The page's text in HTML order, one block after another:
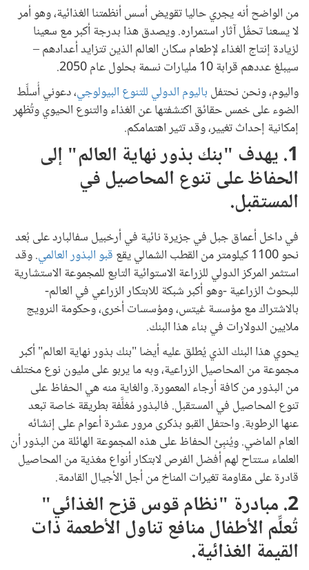
من الواضح أنه يجري حاليا تقويض أسس أنظمتنا الغذائية، وهو أمر
لا يسعنا تحمُّل آثار استمراره. ويصدق هذا بدرجة أكبر مع سعينا
لزيادة إنتاج الغذاء لإطعام سكان العالم الذين تتزايد أعدادهم –
سيبلغ عددهم قرابة 10 مليارات نسمة بحلول عام 2050.
واليوم، ونحن نحتفل باليوم الدولي للتنوع البيولوجي، دعوني أُسلِّط
الضوء على خمس حقائق اكتشفتها عن الغذاء والتنوع الحيوي وتُظهِر
إمكانية إحداث تغيير، وقد تثير اهتمامكم.
1. يهدف "بنك بذور نهاية العالم" إلى
الحفاظ على تنوع المحاصيل في
المستقبل.
في داخل أعماق جبل في جزيرة نائية في أرخبيل سفالبارد على بُعد
نحو 1100 كيلومتر من القطب الشمالي يقع
قبو البذور العالمي. وقد
استثمر المركز الدولي للزراعة الاستوائية التابع للمجموعة الاستشارية
للبحوث الزراعية -وهو أكبر شبكة للابتكار الزراعي في العالم-
بالاشتراك مع مؤسسة غيتس، ومؤسسات أخرى، وحكومة النرويج
ملايين الدولارات في بناء هذا البنك.
يحوي هذا البنك الذي يُطلق عليه أيضا "بنك بذور نهاية العالم" أكبر
مجموعة من المحاصيل الزراعية، وبه ما يربو على مليون نوع مختلف
من البذور من كافة أرجاء المعمورة. والغاية منه هي الحفاظ على
تنوع المحاصيل في المستقبل. فالبذور مُغلَّفة بطريقة خاصة تبعد
عنها الرطوبة. واحتفل القبو بذكرى مرور عشرة أعوام على إنشائه
العام الماضي. ويُنبِئ الحفاظ على هذه المجموعة الهائلة من البذور أن
العلماء ستتاح لهم أفضل الفرص لابتكار أنواع مغذية من المحاصيل
قادرة على مقاومة تغيرات المناخ من أجل الأجيال القادمة.
2. مبادرة "نظام قوس قزح الغذائي"
تُعلِّم الأطفال منافع تناول الأطعمة ذات
القيمة الغذائية.